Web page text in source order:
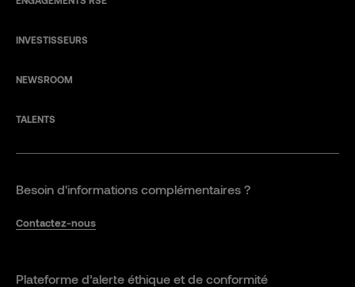
INVESTISSEURS
NEWSROOM
TALENTS
Besoin d'informations complémentaires ?
Contactez-nous
Plateforme d’alerte éthique et de conformité